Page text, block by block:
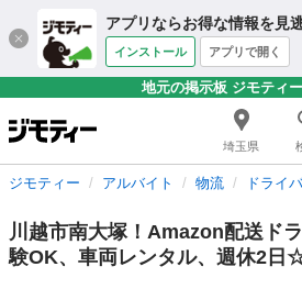
アプリならお得な情報を見
インストール アプリで開く
地元の掲示板 ジモティ
埼玉県
ジモティー アルバイト 物流 ドライ
川越市南大塚！Amazon配送ド
験OK、車両レンタル、週休2日